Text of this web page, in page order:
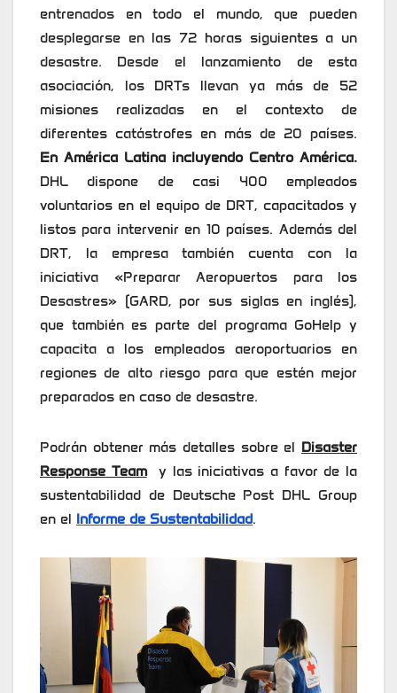
entrenados en todo el mundo, que pueden
desplegarse en las 72 horas siguientes a un
desastre. Desde el lanzamiento de esta
asociación, los DRTs llevan ya más de 52
misiones realizadas en el contexto de
diferentes catástrofes en más de 20 países.
En América Latina incluyendo Centro América.
DHL dispone de casi 400 empleados
voluntarios en el equipo de DRT, capacitados y
listos para intervenir en 10 países. Además del
DRT, la empresa también cuenta con la
iniciativa «Preparar Aeropuertos para los
Desastres» (GARD, por sus siglas en inglés),
que también es parte del programa GoHelp y
capacita a los empleados aeroportuarios en
regiones de alto riesgo para que estén mejor
preparados en caso de desastre.
Podrán obtener más detalles sobre el Disaster
Response Teamy las iniciativas a favor de la
sustentabilidad de Deutsche Post DHL Group
en el Informe de Sustentabilidad.